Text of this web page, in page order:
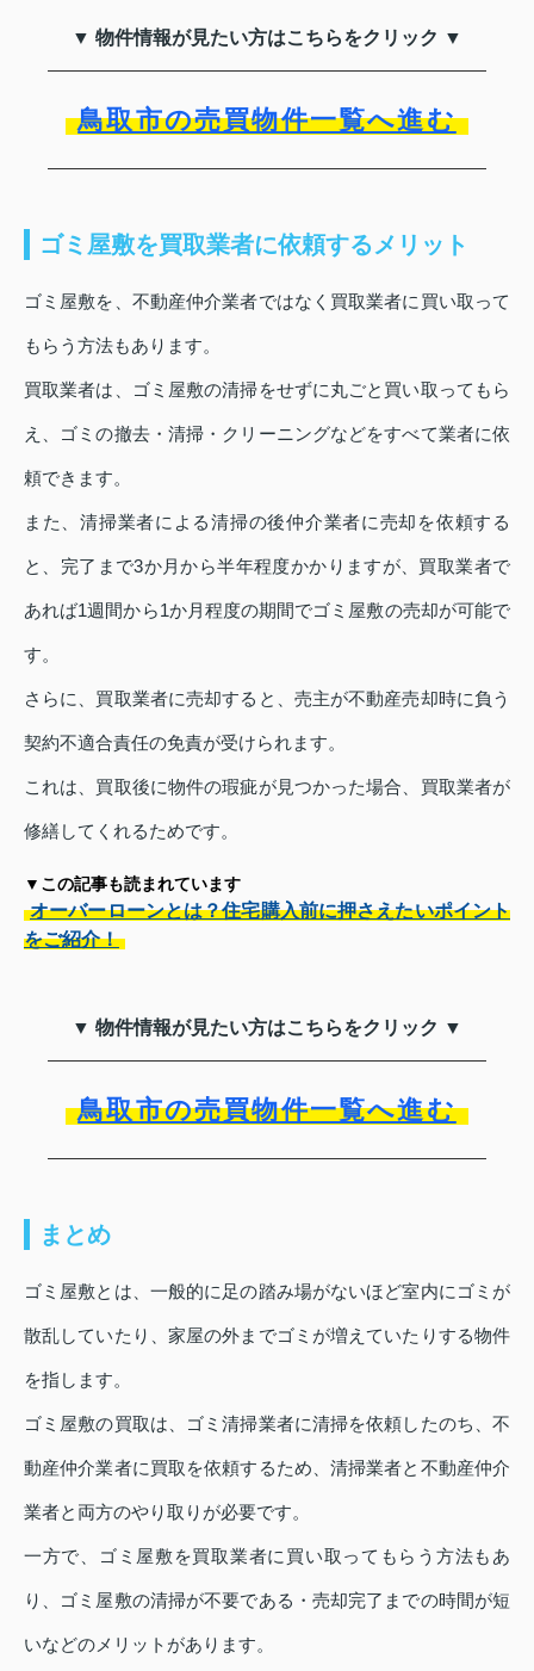
▼ 物件情報が見たい方はこちらをクリック ▼
鳥取市の売買物件一覧へ進む
ゴミ屋敷を買取業者に依頼するメリット
ゴミ屋敷を、不動産仲介業者ではなく買取業者に買い取って
もらう方法もあります。
買取業者は、ゴミ屋敷の清掃をせずに丸ごと買い取ってもら
え、ゴミの撤去・清掃・クリーニングなどをすべて業者に依
頼できます。
また、清掃業者による清掃の後仲介業者に売却を依頼する
と、完了まで3か月から半年程度かかりますが、買取業者で
あれば1週間から1か月程度の期間でゴミ屋敷の売却が可能で
す。
さらに、買取業者に売却すると、売主が不動産売却時に負う
契約不適合責任の免責が受けられます。
これは、買取後に物件の瑕疵が見つかった場合、買取業者が
修繕してくれるためです。
▼この記事も読まれています
オーバーローンとは？住宅購入前に押さえたいポイント
をご紹介！
▼ 物件情報が見たい方はこちらをクリック ▼
鳥取市の売買物件一覧へ進む
まとめ
ゴミ屋敷とは、一般的に足の踏み場がないほど室内にゴミが
散乱していたり、家屋の外までゴミが増えていたりする物件
を指します。
ゴミ屋敷の買取は、ゴミ清掃業者に清掃を依頼したのち、不
動産仲介業者に買取を依頼するため、清掃業者と不動産仲介
業者と両方のやり取りが必要です。
一方で、ゴミ屋敷を買取業者に買い取ってもらう方法もあ
り、ゴミ屋敷の清掃が不要である・売却完了までの時間が短
いなどのメリットがあります。